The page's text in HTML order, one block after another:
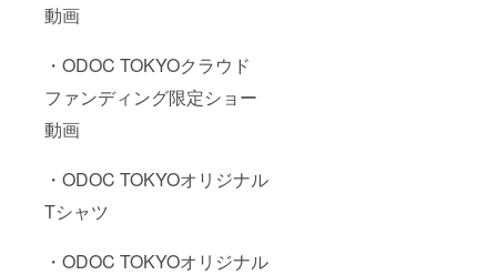
動画
・ODOC TOKYOクラウド
ファンディング限定ショー
動画
・ODOC TOKYOオリジナル
Tシャツ
・ODOC TOKYOオリジナル